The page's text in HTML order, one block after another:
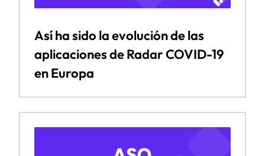
Así ha sido la evolución de las
aplicaciones de Radar COVID-19
en Europa